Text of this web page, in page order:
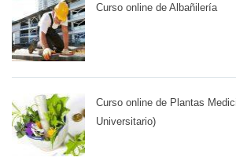
Curso online de Albañilería
Curso online de Plantas
Universitario)